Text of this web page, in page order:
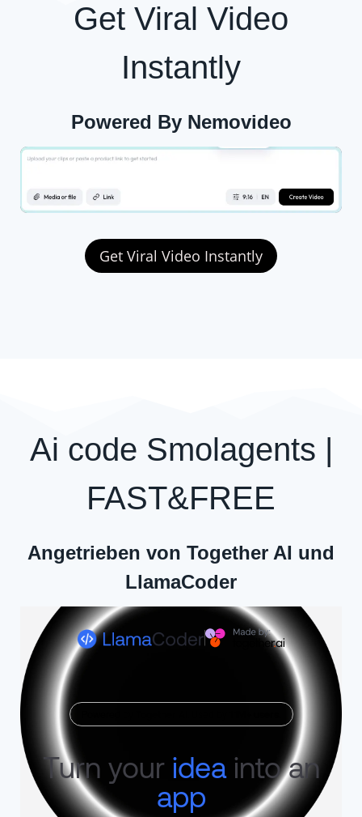
Get Viral Video
Instantly
Powered By Nemovideo
Get Viral Video Instantly
Ai code Smolagents |
FAST&FREE
Angetrieben von Together AI und
LlamaCoder